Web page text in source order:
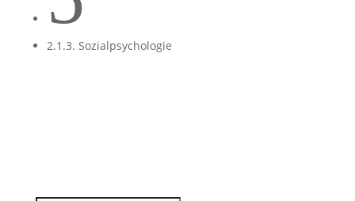
2.1.3. Sozialpsychologie